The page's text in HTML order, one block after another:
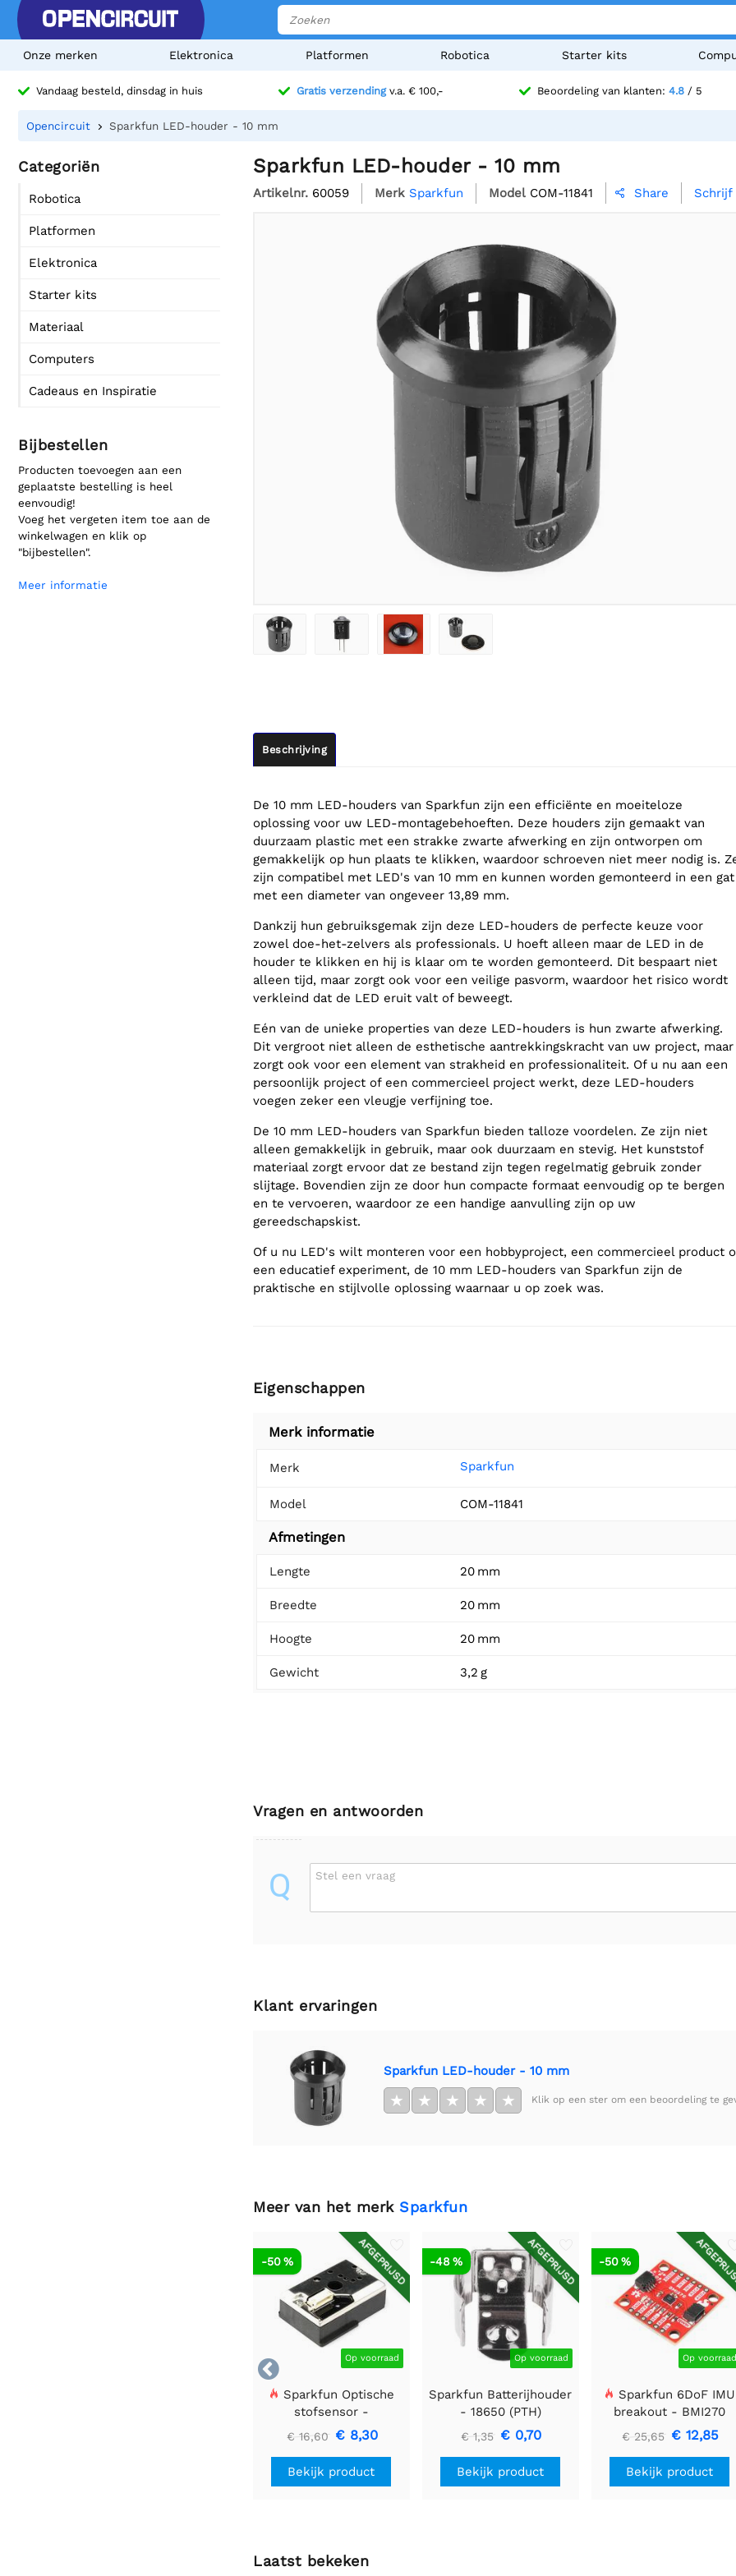
Onze merken Elektronica Platformen Robotica Starter kits
Vandaag besteld, dinsdag in huis Gratis verzendingv.a. € 100,- Beoordeling van klanten: 4.8 / 5
Opencircuit Sparkfun LED-houder - 10 mm
Categoriën
Robotica
Platformen
Elektronica
Starter kits
Materiaal
Computers
Cadeaus en Inspiratie
Bijbestellen
Producten toevoegen aan een
geplaatste bestelling is heel
eenvoudig!
Voeg het vergeten item toe aan de
winkelwagen en klik op
"bijbestellen".
Meer informatie
Sparkfun LED-houder - 10 mm
Artikelnr. 60059 Merk Sparkfun Model COM-11841  Share Schrijf
Beschrijving
De 10 mm LED-houders van Sparkfun zijn een efficiënte en moeiteloze
oplossing voor uw LED-montagebehoeften. Deze houders zijn gemaakt van
duurzaam plastic met een strakke zwarte afwerking en zijn ontworpen om
gemakkelijk op hun plaats te klikken, waardoor schroeven niet meer nodig is.
zijn compatibel met LED's van 10 mm en kunnen worden gemonteerd in een gat
met een diameter van ongeveer 13,89 mm.
Dankzij hun gebruiksgemak zijn deze LED-houders de perfecte keuze voor
zowel doe-het-zelvers als professionals. U hoeft alleen maar de LED in de
houder te klikken en hij is klaar om te worden gemonteerd. Dit bespaart niet
alleen tijd, maar zorgt ook voor een veilige pasvorm, waardoor het risico wordt
verkleind dat de LED eruit valt of beweegt.
Eén van de unieke properties van deze LED-houders is hun zwarte afwerking.
Dit vergroot niet alleen de esthetische aantrekkingskracht van uw project, maar
zorgt ook voor een element van strakheid en professionaliteit. Of u nu aan een
persoonlijk project of een commercieel project werkt, deze LED-houders
voegen zeker een vleugje verfijning toe.
De 10 mm LED-houders van Sparkfun bieden talloze voordelen. Ze zijn niet
alleen gemakkelijk in gebruik, maar ook duurzaam en stevig. Het kunststof
materiaal zorgt ervoor dat ze bestand zijn tegen regelmatig gebruik zonder
slijtage. Bovendien zijn ze door hun compacte formaat eenvoudig op te bergen
en te vervoeren, waardoor ze een handige aanvulling zijn op uw
gereedschapskist.
Of u nu LED's wilt monteren voor een hobbyproject, een commercieel product
een educatief experiment, de 10 mm LED-houders van Sparkfun zijn de
praktische en stijlvolle oplossing waarnaar u op zoek was.
Eigenschappen
Merk informatie
Merk Sparkfun
Model COM-11841
Afmetingen
Lengte 20 mm
Breedte 20 mm
Hoogte 20 mm
Gewicht 3,2 g
Vragen en antwoorden
Q Stel een vraag
Klant ervaringen
Sparkfun LED-houder - 10 mm
★ ★ ★ ★ ★ Klik op een ster om een beoordeling te
Meer van het merk Sparkfun

AFGEPRIJSD
Op voorraad
-50 %
Sparkfun Optische
stofsensor -
GP2Y1010AU0F
€ 16,60 € 8,30
Bekijk product
AFGEPRIJSD
Op voorraad
-48 %
Sparkfun Batterijhouder
- 18650 (PTH)
€ 1,35 € 0,70
Bekijk product
Op
-50 %
Sparkfun 6DoF IMU
breakout - BMI270
(Qwiic)
€ 25,65 € 12,85
Bekijk product
Laatst bekeken